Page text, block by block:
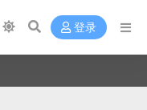
登录